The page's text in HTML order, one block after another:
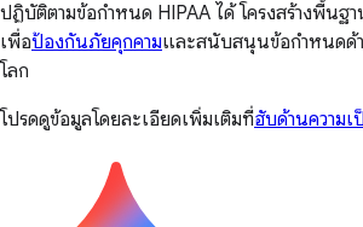
ปฏิบัติตามข้อกำหนด HIPAA ได้ โครงสร้างพื้นฐ
เพื่อป้องกันภัยคุกคามและสนับสนุนข้อกำหนดด้
โลก
โปรดดูข้อมูลโดยละเอียดเพิ่มเติมที่ฮับด้านความ